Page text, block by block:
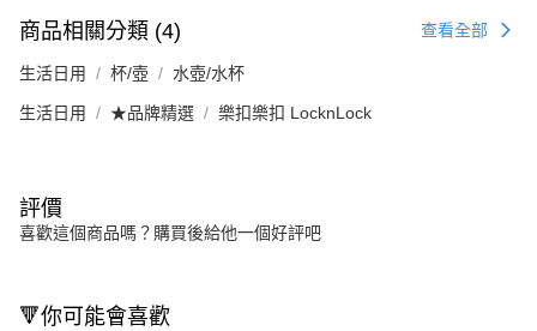
商品相關分類 (4) 查看全部
生活日用 杯/壺 水壺/水杯
生活日用 ★品牌精選 樂扣樂扣 LocknLock
評價
喜歡這個商品嗎？購買後給他一個好評吧
🔻你可能會喜歡